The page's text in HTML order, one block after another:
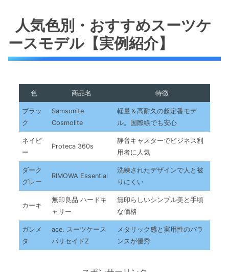
人気色別・おすすめスーツケ
ースモデル【実例紹介】
色 商品名 特徴
ブラッ
ク
Samsonite
Cosmolite
軽量＆高耐久の超定番モデ
ル。国際線でも安心
ネイビ
ー
Proteca 360s
静音キャスターでビジネス利
用者に人気
ダーク
グレー
RIMOWA Essential
洗練されたデザインで人と被
りにくい
カーキ
無印良品 ハードキ
ャリー
無印らしいシンプル美と手頃
な価格
ガンメ
タ
ace. スーツケース
パリセイドZ
メタリック感と実用性のバラ
ンスが優秀